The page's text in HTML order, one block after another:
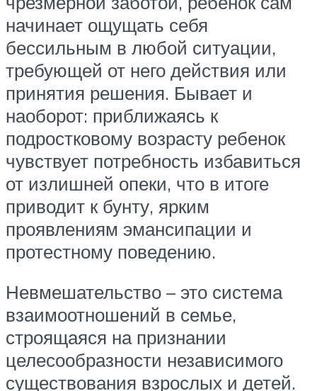
начинает ощущать себя
бессильным в любой ситуации,
требующей от него действия или
принятия решения. Бывает и
наоборот: приближаясь к
подростковому возрасту ребенок
чувствует потребность избавиться
от излишней опеки, что в итоге
приводит к бунту, ярким
проявлениям эмансипации и
протестному поведению.
Невмешательство – это система
взаимоотношений в семье,
строящаяся на признании
целесообразности независимого
существования взрослых и детей.